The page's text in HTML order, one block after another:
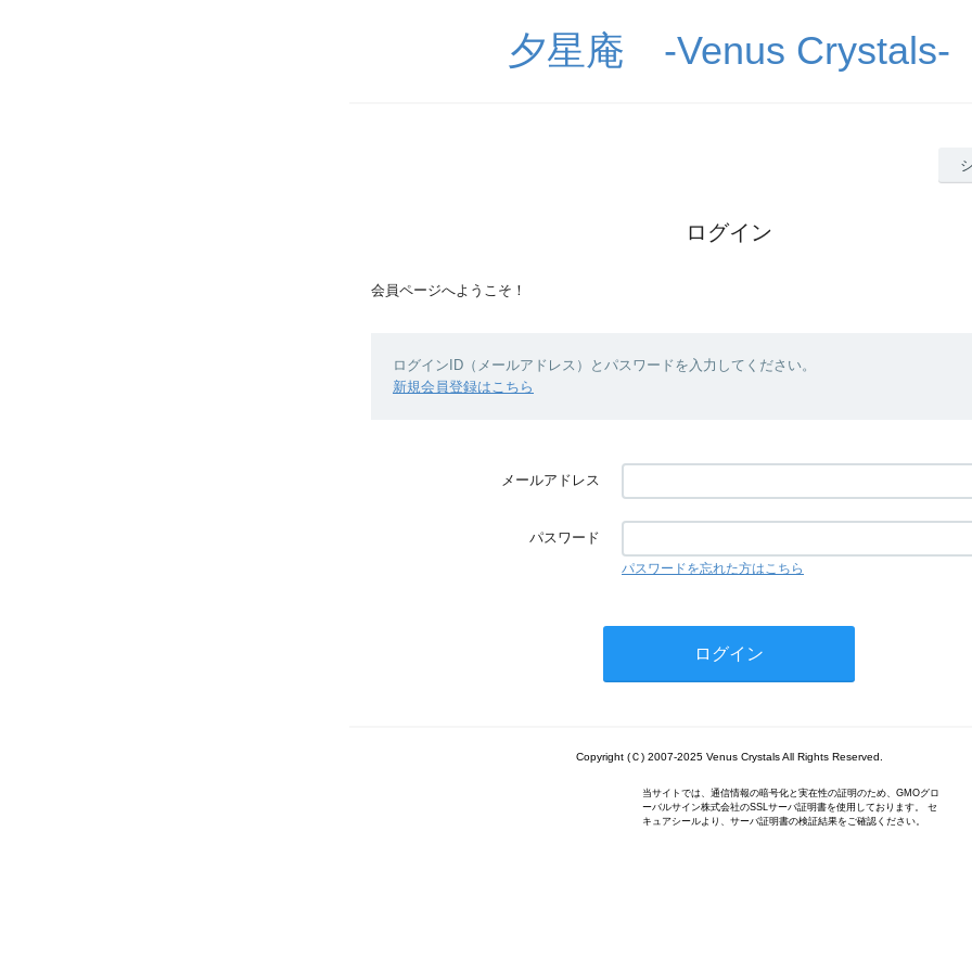
夕星庵 -Venus Crystals-
ログイン
会員ページへようこそ！
ログインID（メールアドレス）とパスワードを入力してください。
新規会員登録はこちら
メールアドレス
パスワード
パスワードを忘れた方はこちら
Copyright (Ｃ) 2007-2025 Venus Crystals All Rights Reserved.
当サイトでは、通信情報の暗号化と実在性の証明のため、GMOグロ
ーバルサイン株式会社のSSLサーバ証明書を使用しております。 セ
キュアシールより、サーバ証明書の検証結果をご確認ください。